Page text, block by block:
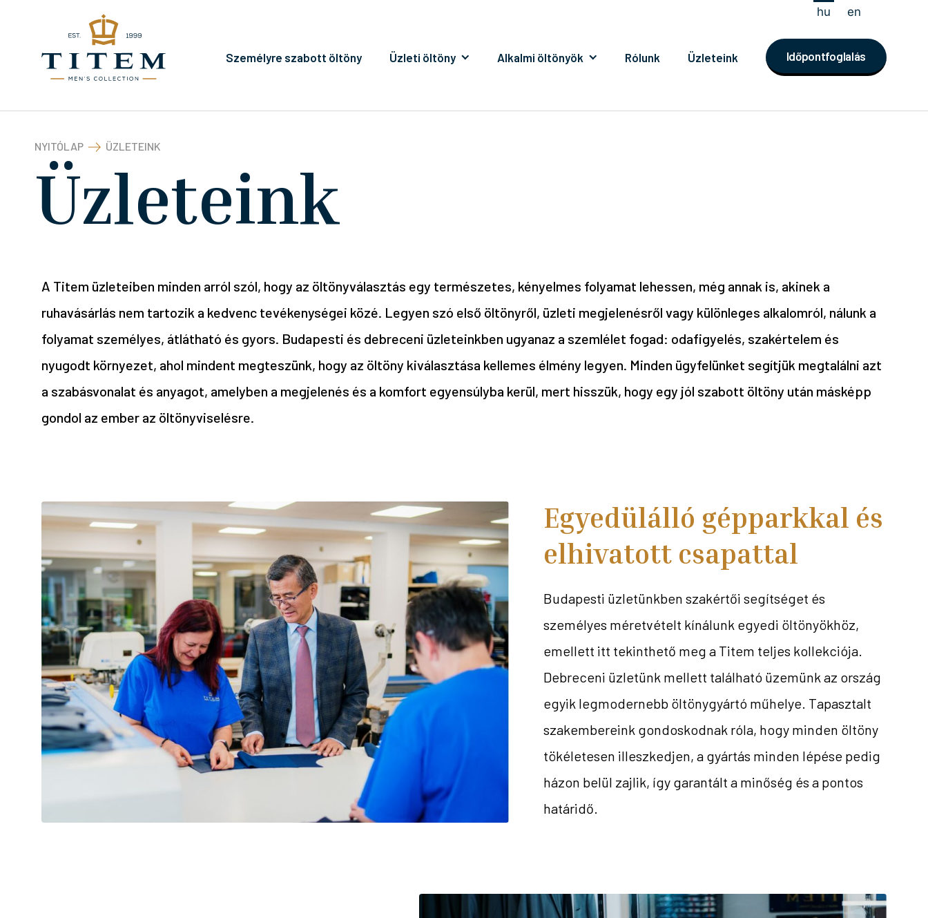
Személyre szabott öltöny Üzleti öltöny Alkalmi öltönyök Rólunk Üzleteink Időpontfoglalás
hu en
NYITÓLAP ÜZLETEINK
Üzleteink
A Titem üzleteiben minden arról szól, hogy az öltönyválasztás egy természetes, kényelmes folyamat lehessen, még annak is, akinek a
ruhavásárlás nem tartozik a kedvenc tevékenységei közé. Legyen szó első öltönyről, üzleti megjelenésről vagy különleges alkalomról, nálunk a
folyamat személyes, átlátható és gyors. Budapesti és debreceni üzleteinkben ugyanaz a szemlélet fogad: odafigyelés, szakértelem és
nyugodt környezet, ahol mindent megteszünk, hogy az öltöny kiválasztása kellemes élmény legyen. Minden ügyfelünket segítjük megtalálni azt
a szabásvonalat és anyagot, amelyben a megjelenés és a komfort egyensúlyba kerül, mert hisszük, hogy egy jól szabott öltöny után másképp
gondol az ember az öltönyviselésre.
Egyedülálló gépparkkal és
elhivatott csapattal
Budapesti üzletünkben szakértői segítséget és
személyes méretvételt kínálunk egyedi öltönyökhöz,
emellett itt tekinthető meg a Titem teljes kollekciója.
Debreceni üzletünk mellett található üzemünk az ország
egyik legmodernebb öltönygyártó műhelye. Tapasztalt
szakembereink gondoskodnak róla, hogy minden öltöny
tökéletesen illeszkedjen, a gyártás minden lépése pedig
házon belül zajlik, így garantált a minőség és a pontos
határidő.